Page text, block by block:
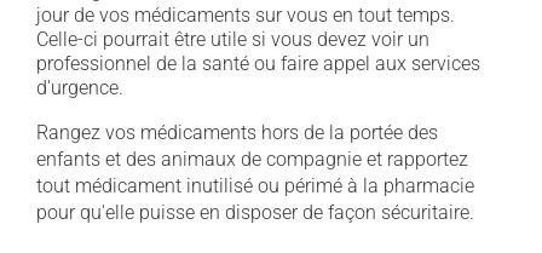
jour de vos médicaments sur vous en tout temps.
Celle-ci pourrait être utile si vous devez voir un
professionnel de la santé ou faire appel aux services
d'urgence.
Rangez vos médicaments hors de la portée des
enfants et des animaux de compagnie et rapportez
tout médicament inutilisé ou périmé à la pharmacie
pour qu'elle puisse en disposer de façon sécuritaire.